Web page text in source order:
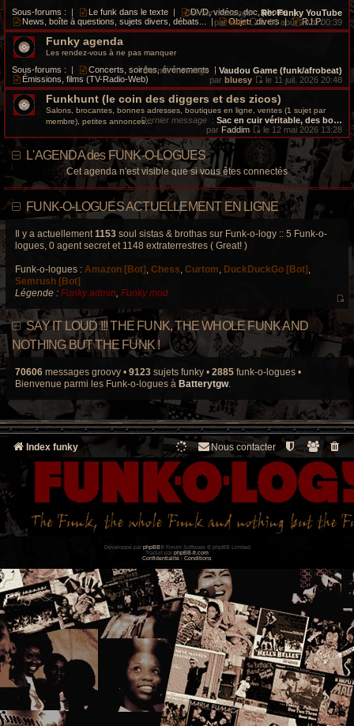
ee
s
s
n
i
e
s
a
e
l
e
d
i
e
r
m
e
s
s
a
g
e
Sous-forums : | Le funk dans le texte | DVD, vidéos, doc, photos |
News, boîte à questions, sujets divers, débats...
| Objets divers | R.I.P.
Dernier message:Re: Funky YouTube
parkata
V
l
e
d
e
r
n
i
e
m
e
s
s
a
g
e
le 06 août 2026 00:39
Funky agenda
Les rendez-vous à ne pas manquer
Sous-forums : | Concerts, soirées, événements |
Émissions, films (TV-Radio-Web)
Dernier message : Vaudou Game (funk/afrobeat)
par bluesy
V
o
r
l
e
e
r
n
i
e
r
m
e
s
s
e
le 11 juil. 2026 20:48
Funkhunt (le coin des diggers et des zicos)
Salons, brocantes, bonnes adresses, boutiques en ligne, ventes (1 sujet par
membre), petites annonces...Dernier message : Sac en cuir véritable, des bo…
par Faddim
V
o
i
r
e
d
e
r
i
e
le 12 mai 2026 13:28
L'AGENDA des FUNK-O-LOGUES
Cet agenda n'est visible que si vous êtes connectés
FUNK-O-LOGUES ACTUELLEMENT EN LIGNE
Il y a actuellement 1153 soul sistas & brothas sur Funk-o-logy :: 5 Funk-o-
logues, 0 agent secret et 1148 extraterrestres ( Great! )
Funk-o-logues : Amazon [Bot] Chess Curtom DuckDuckGo [Bot]
Semrush [Bot]
Légende : Funky admin Funky mod
l
e
r
i
e
m
s
g
SAY IT LOUD !!! THE FUNK, THE WHOLE FUNK AND
NOTHING BUT THE FUNK !
70606 messages groovy • 9123 sujets funky • 2885 funk-o-logues •
Bienvenue parmi les Funk-o-logues à Batterytgw.
Index funky Nous contacter
Développé par phpBB® Forum Software © phpBB Limited
Traduit par phpBB-fr.com
Confidentialité
Conditions